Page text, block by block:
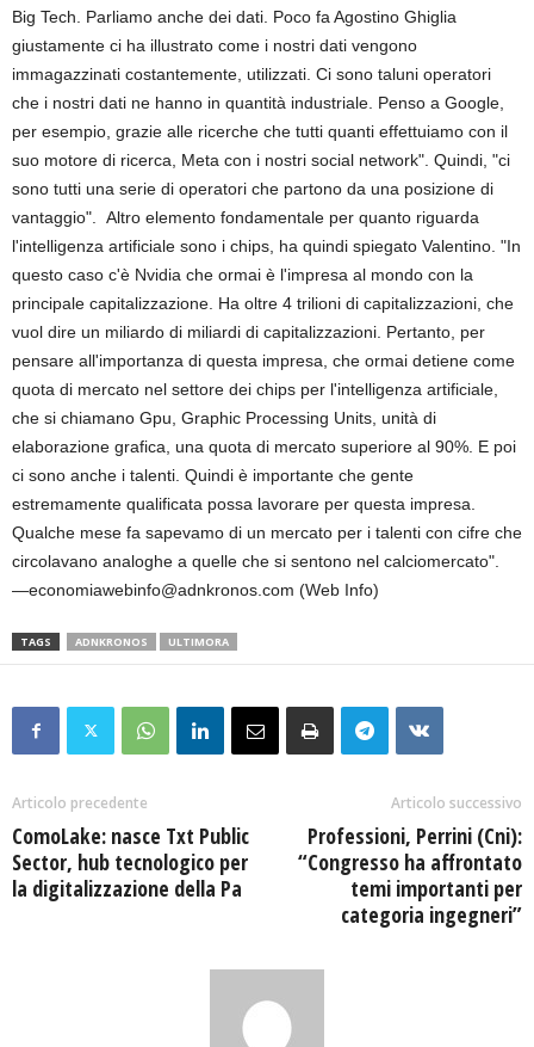
Big Tech. Parliamo anche dei dati. Poco fa Agostino Ghiglia
giustamente ci ha illustrato come i nostri dati vengono
immagazzinati costantemente, utilizzati. Ci sono taluni operatori
che i nostri dati ne hanno in quantità industriale. Penso a Google,
per esempio, grazie alle ricerche che tutti quanti effettuiamo con il
suo motore di ricerca, Meta con i nostri social network". Quindi, "ci
sono tutti una serie di operatori che partono da una posizione di
vantaggio". Altro elemento fondamentale per quanto riguarda
l'intelligenza artificiale sono i chips, ha quindi spiegato Valentino. "In
questo caso c'è Nvidia che ormai è l'impresa al mondo con la
principale capitalizzazione. Ha oltre 4 trilioni di capitalizzazioni, che
vuol dire un miliardo di miliardi di capitalizzazioni. Pertanto, per
pensare all'importanza di questa impresa, che ormai detiene come
quota di mercato nel settore dei chips per l'intelligenza artificiale,
che si chiamano Gpu, Graphic Processing Units, unità di
elaborazione grafica, una quota di mercato superiore al 90%. E poi
ci sono anche i talenti. Quindi è importante che gente
estremamente qualificata possa lavorare per questa impresa.
Qualche mese fa sapevamo di un mercato per i talenti con cifre che
circolavano analoghe a quelle che si sentono nel calciomercato".
—economiawebinfo@adnkronos.com (Web Info)
TAGS ADNKRONOS ULTIMORA
Articolo precedente
ComoLake: nasce Txt Public
Sector, hub tecnologico per
la digitalizzazione della Pa
Articolo successivo
Professioni, Perrini (Cni):
“Congresso ha affrontato
temi importanti per
categoria ingegneri”